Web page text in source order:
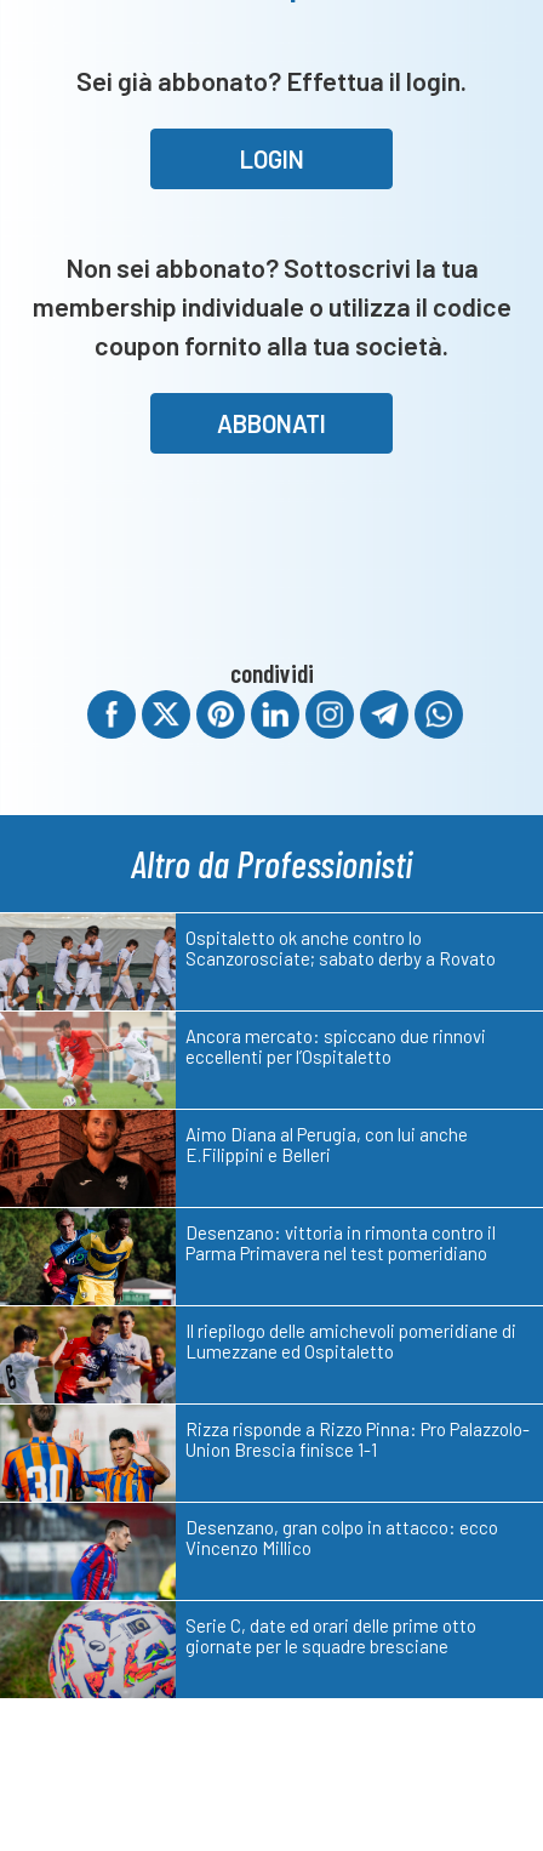
Sei già abbonato? Effettua il login.
LOGIN
Non sei abbonato? Sottoscrivi la tua
membership individuale o utilizza il codice
coupon fornito alla tua società.
ABBONATI
condividi
Altro da Professionisti
Ospitaletto ok anche contro lo
Scanzorosciate; sabato derby a Rovato
Ancora mercato: spiccano due rinnovi
eccellenti per l’Ospitaletto
Aimo Diana al Perugia, con lui anche
E.Filippini e Belleri
Desenzano: vittoria in rimonta contro il
Parma Primavera nel test pomeridiano
Il riepilogo delle amichevoli pomeridiane di
Lumezzane ed Ospitaletto
Rizza risponde a Rizzo Pinna: Pro Palazzolo-
Union Brescia finisce 1-1
Desenzano, gran colpo in attacco: ecco
Vincenzo Millico
Serie C, date ed orari delle prime otto
giornate per le squadre bresciane